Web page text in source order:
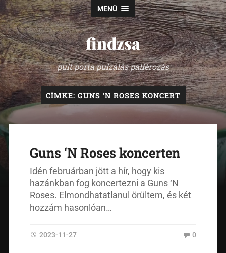
MENÜ
findzsa
pult porta pulzálás pallérozás
CÍMKE: GUNS ‘N ROSES KONCERT
Guns ‘N Roses koncerten
Idén februárban jött a hír, hogy kis
hazánkban fog koncertezni a Guns ‘N
Roses. Elmondhatatlanul örültem, és két
hozzám hasonlóan…
2023-11-27 0